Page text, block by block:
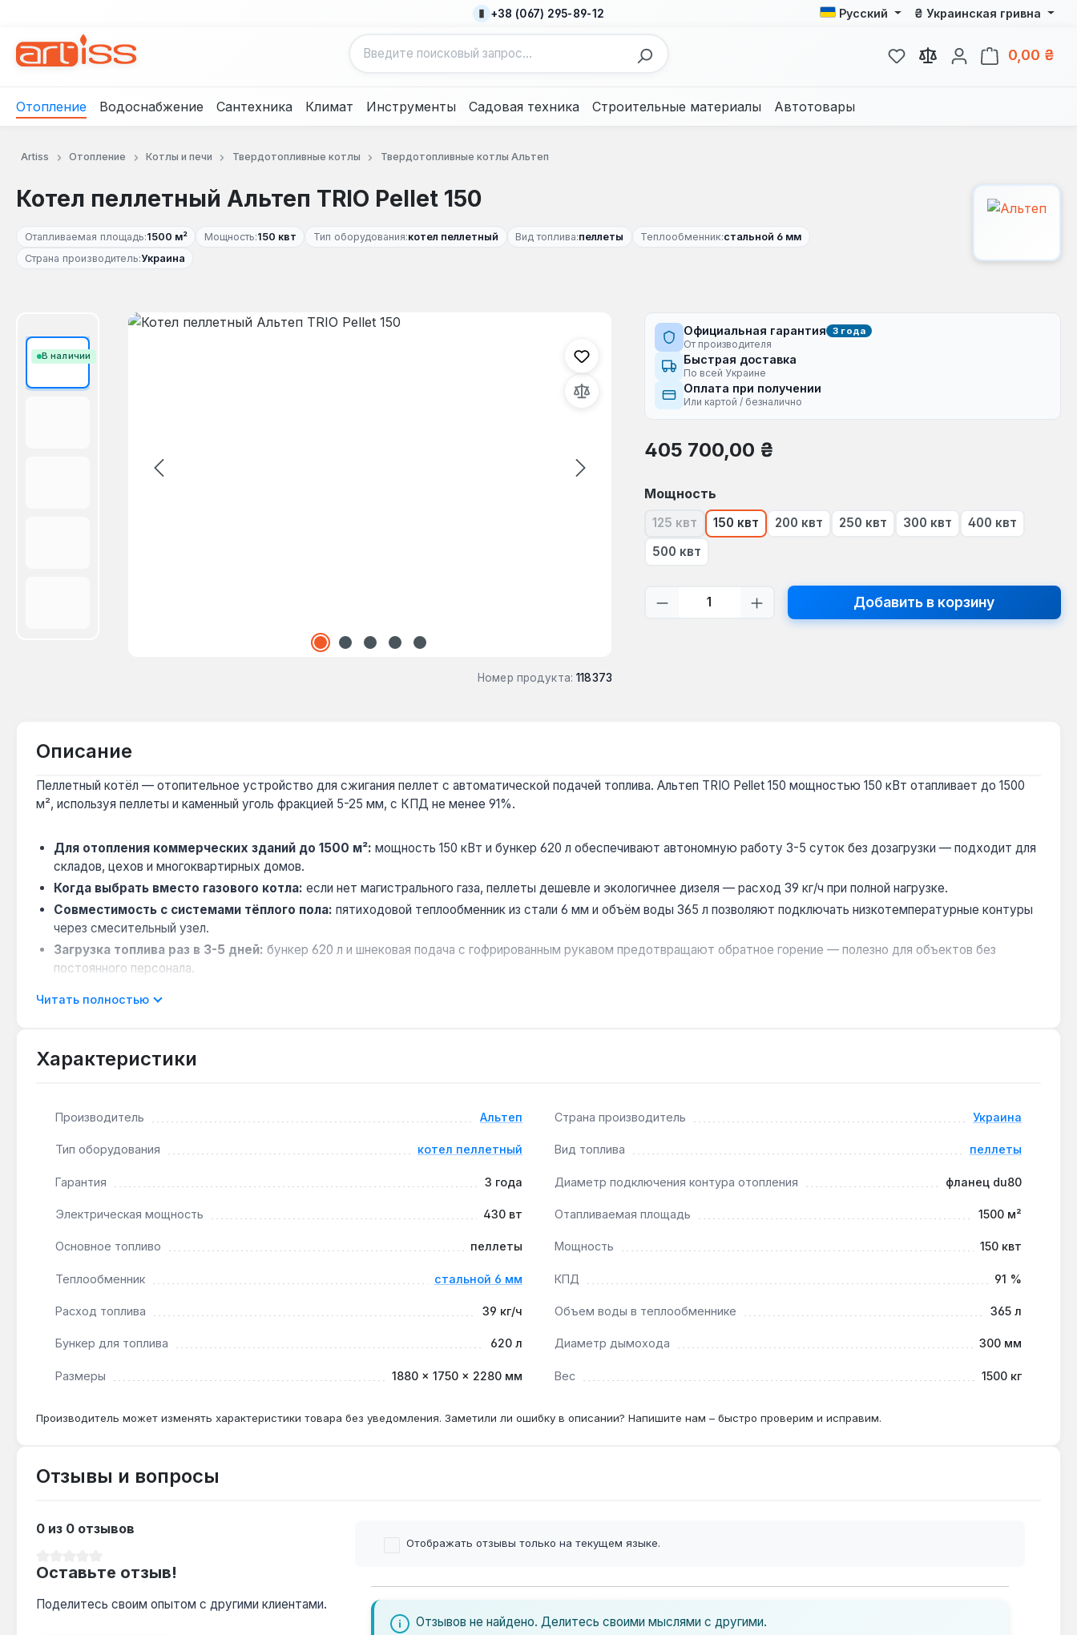
+38 (067) 295-89-12 Русский ₴ Украинская гривна
У вас есть товары из
0,00 ₴
Отопление Водоснабжение Сантехника Климат Инструменты Садовая техника Строительные материалы Автотовары
Artiss Отопление Котлы и печи Твердотопливные котлы Твердотопливные котлы Альтеп
Котел пеллетный Альтеп TRIO Pellet 150
Отапливаемая площадь:1500 м² Мощность:150 квт Тип оборудования:котел пеллетный Вид топлива:пеллеты Теплообменник:стальной 6 мм
Страна производитель:Украина
В наличии
Пропустить галерею изображений
Номер продукта: 118373
Официальная гарантия 3 года
От производителя
Быстрая доставка
По всей Украине
Оплата при получении
Или картой / безналично
Обычная цена:
405 700,00 ₴
Выберите
Мощность
125 квт(В настоящее время эта опция недоступна.)
150 квт 200 квт 250 квт 300 квт
400 квт
500 квт
Количество продукта: введите желаемое
Добавить в корзину
Описание
Пеллетный котёл — отопительное устройство для сжигания пеллет с автоматической подачей топлива. Альтеп TRIO Pellet 150 мощностью 150 кВт отапливает до 1500
м², используя пеллеты и каменный уголь фракцией 5-25 мм, с КПД не менее 91%.
Для отопления коммерческих зданий до 1500 м²: мощность 150 кВт и бункер 620 л обеспечивают автономную работу 3-5 суток без дозагрузки — подходит для
складов, цехов и многоквартирных домов.
Когда выбрать вместо газового котла: если нет магистрального газа, пеллеты дешевле и экологичнее дизеля — расход 39 кг/ч при полной нагрузке.
Совместимость с системами тёплого пола: пятиходовой теплообменник из стали 6 мм и объём воды 365 л позволяют подключать низкотемпературные контуры
через смесительный узел.
Загрузка топлива раз в 3-5 дней: бункер 620 л и шнековая подача с гофрированным рукавом предотвращают обратное горение — полезно для объектов без
постоянного персонала.
Да — мощность 150 кВт с запасом покрывает 1500 м², для 500 м² котёл будет работать в режиме 30-50% нагрузки, что снижает расход пеллет до 13-20 кг/ч.
Какой диаметр дымохода требуется?
Диаметр дымохода 300 мм — для отвода продуктов сгорания при мощности 150 кВт необходим стальной или керамический дымоход с тягой не менее 20 Па.
Читать полностью
Характеристики
Производитель Альтеп Страна производитель Украина
Тип оборудования котел пеллетный Вид топлива пеллеты
Гарантия 3 года Диаметр подключения контура отопления фланец du80
Электрическая мощность 430 вт Отапливаемая площадь 1500 м²
Основное топливо пеллеты Мощность 150 квт
Теплообменник стальной 6 мм КПД 91 %
Расход топлива 39 кг/ч Объем воды в теплообменнике 365 л
Бункер для топлива 620 л Диаметр дымохода 300 мм
Размеры 1880 × 1750 × 2280 мм Вес 1500 кг
Производитель может изменять характеристики товара без уведомления. Заметили ли ошибку в описании? Напишите нам – быстро проверим и исправим.
Отзывы и вопросы
0 из 0 отзывов
Оставьте отзыв!
Поделитесь своим опытом с другими клиентами.
Отображать отзывы только на текущем языке.
Отзывов не найдено. Делитесь своими мыслями с другими.